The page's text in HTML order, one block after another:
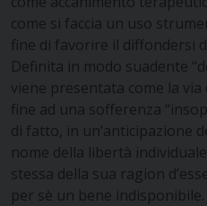
come si faccia un uso
fine di favorire il diffondersi
Definita in modo suadente
viene presentata come la
fine ad una sofferenza
di fatto, in un’anticipazione
nome della libertà
stessa della sua ragion
per sè un bene